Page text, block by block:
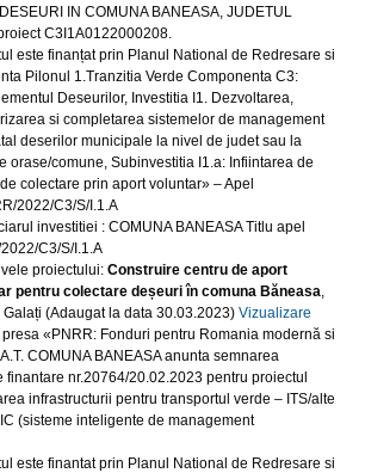
IN COMUNA BANEASA, JUDETUL
C3I1A0122000208.
este finanțat prin Planul National de Redresare si
Pilonul 1.Tranzitia Verde Componenta C3:
Deseurilor, Investitia I1. Dezvoltarea,
si completarea sistemelor de management
deserilor municipale la nivel de judet sau la
orase/comune, Subinvestitia I1.a: Infiintarea de
colectare prin aport voluntar» – Apel
2022/C3/S/I.1.A
investitiei : COMUNA BANEASA Titlu apel
C3/S/I.1.A
proiectului: Construire centru de aport
pentru colectare deșeuri în comuna Băneasa,
(Adaugat la data 30.03.2023) Vizualizare
«PNRR: Fonduri pentru Romania modernă si
COMUNA BANEASA anunta semnarea
finantare nr.20764/20.02.2023 pentru proiectul
infrastructurii pentru transportul verde – ITS/alte
(sisteme inteligente de management
este finantat prin Planul National de Redresare si